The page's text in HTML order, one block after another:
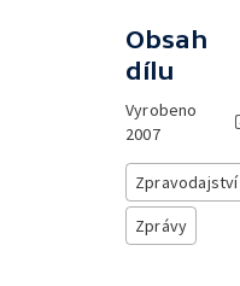
Obsah
dílu
Vyrobeno
2007
Zpravodajství
Zprávy